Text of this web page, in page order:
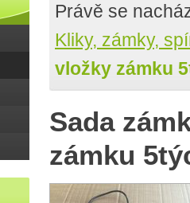
Právě se
Kliky, zámky,
vložky zámku
Sada
zámku